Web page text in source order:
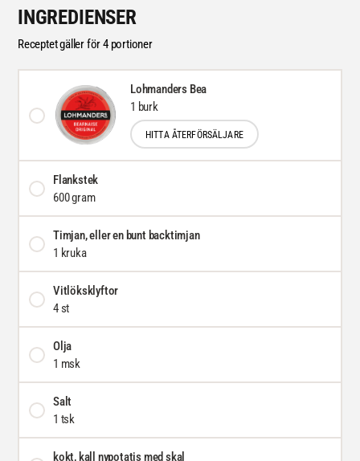
INGREDIENSER
Receptet gäller för 4 portioner
Lohmanders Bea
1 burk
HITTA ÅTERFÖRSÄLJARE
Flankstek
600 gram
Timjan, eller en bunt backtimjan
1 kruka
Vitlöksklyftor
4 st
Olja
1 msk
Salt
1 tsk
kokt, kall nypotatis med skal